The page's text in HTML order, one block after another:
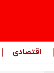
اقتصادی